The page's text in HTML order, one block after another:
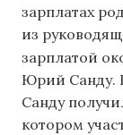
зарплатах
из
зарплатой
Юрий Санду.
Санду
котором